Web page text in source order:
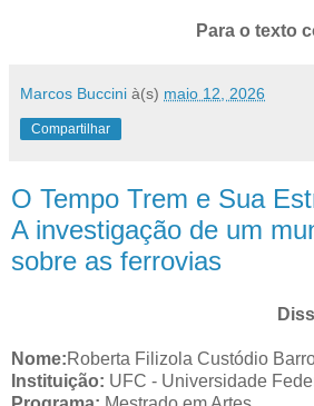
Para o texto
Marcos Buccini à(s) maio 12, 2026
Compartilhar
O Tempo Trem e Sua
A investigação de um
sobre as ferrovias
Nome:Roberta Filizola Custódio
Instituição: UFC - Universidade